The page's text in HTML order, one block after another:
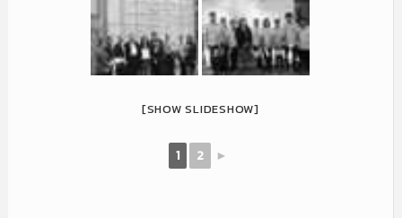
[SHOW SLIDESHOW]
1 2 ►